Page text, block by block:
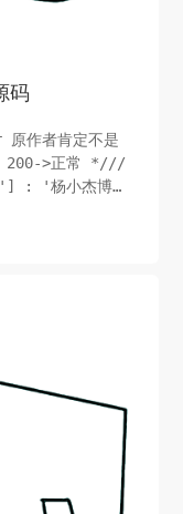
码
作者肯定不是
: '杨小杰博
数$rn='50'...